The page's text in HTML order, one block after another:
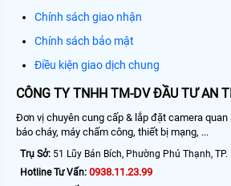
Chính sách giao nhận
Chính sách bảo mật
Điều kiện giao dịch chung
CÔNG TY TNHH TM-DV ĐẦU TƯ AN
Đơn vị chuyên cung cấp & lắp đặt camera
báo cháy, máy chấm công, thiết bị mạng, ...
Trụ Sở: 51 Lũy Bán Bích, Phường Phú Thạnh,
Hotline Tư Vấn: 0938.11.23.99